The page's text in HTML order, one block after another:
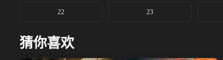
22 23
猜你喜欢